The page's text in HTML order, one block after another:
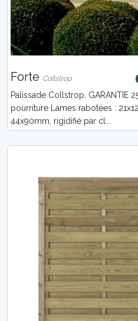
Forte Collstrop
Palissade Collstrop, GARANTIE
pourriture Lames rabotées :
44x90mm, rigidifié par cl...